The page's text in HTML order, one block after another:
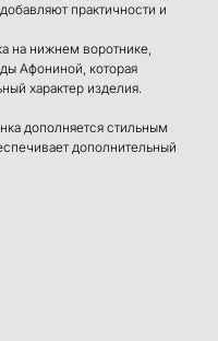
практичности и
на нижнем воротнике,
Афониной, которая
характер изделия.
дополняется стильным
дополнительный